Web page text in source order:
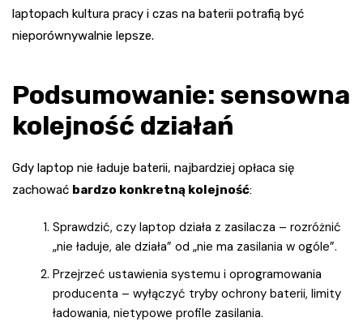
laptopach kultura pracy i czas na baterii potrafią być
nieporównywalnie lepsze.
Podsumowanie: sensowna
kolejność działań
Gdy laptop nie ładuje baterii, najbardziej opłaca się
zachować bardzo konkretną kolejność:
Sprawdzić, czy laptop działa z zasilacza – rozróżnić
„nie ładuje, ale działa” od „nie ma zasilania w ogóle”.
Przejrzeć ustawienia systemu i oprogramowania
producenta – wyłączyć tryby ochrony baterii, limity
ładowania, nietypowe profile zasilania.